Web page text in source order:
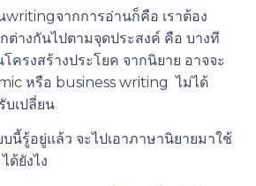
writingจากการอ่านก็คือ เราต้อง
ต่างกันไปตามจุดประสงค์ คือ บางที
โครงสร้างประโยค จากนิยาย อาจจะ
หรือ business writing ไม่ได้
บเปลี่ยน
นี้รู้อยู่แล้ว จะไปเอาภาษานิยายมาใช้
ด้ยังไง